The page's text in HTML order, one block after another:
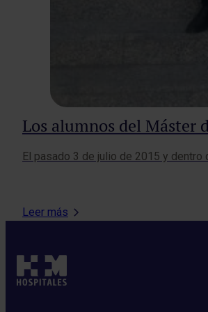
Los alumnos del
​El pasado 3 de julio de 2015 y
Leer más